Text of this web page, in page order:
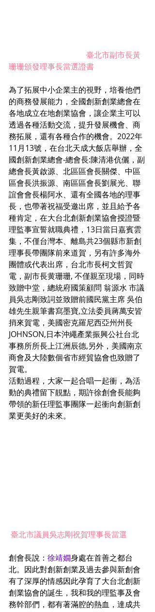
珊珊頒發理事長當選證書
為了拓展中小企業主的視野，培養他們
的商務發展能力，全國創新創業總會在
各地成立在地創業協會，讓企業主可以
透過各種活動交流，提升發展機會、商
務拓展，還有各種合作的機會。2022年
11月13號，在台北天成大飯店舉辦，全
國創新創業總會-總會長:陳清港伉儷，副
總會長黃啟源、北區區會長關傑、中區
區會長洪振源、南區區會長劉展光、聯
誼會會長楊阿水、還有全國各地的理事
長，也帶著祝福受邀出席，並且給予各
種肯定，在大台北創新創業協會授證暨
理監事宣誓就職典禮，13日當日嘉賓雲
集，不僅台灣本、離島共23個縣市新創
理事長帶團隊前來道賀，另有許多海外
團體或代表出席，台北市長柯文哲賀
電，副市長黄珊珊, 不僅親至現場，同時
致贈中堂，總統府國策顧問 翁源水 市議
員吳志剛致詞並致贈前國民黨主席 吳伯
雄先生親筆書寫墨寶,立法委員蔣萬安皆
捎來賀電，美國密克羅尼西亞州州長
JOHNSON,日本沖繩產業振興公社台北
事務所所長上江洲辰德,另外，美國南京
商會及大陸數個省市經貿協會也致贈了
賀電。
活動過程，大家一起合唱一起衝，為活
動的典禮留下靚點，期許徐創會長能夠
帶領的新任理監事團隊一起衝向創新創
業更美好的未來。
臺北市議員吳志剛祝賀理事長當選
創會長說： 徐靖嫺身處在首善之都台
北。因此對創新創業及過去參與新創會
有了深厚的情感因此孕育了大台北創新
創業協會的誕生，我和我的理監事及會
務幹部們，都有著滿腔的熱血，達成共